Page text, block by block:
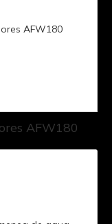
AFW180